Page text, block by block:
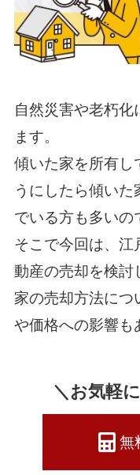
自然災害や老朽化
ます。
傾いた家を所有し
うにしたら傾い
でいる方も多いの
そこで今回は、江
動産の売却を検討
家の売却方法につ
や価格への影響も
＼お気軽
無